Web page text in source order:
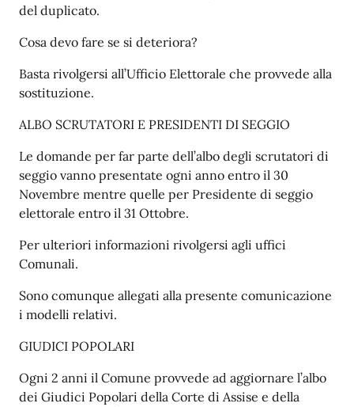
del duplicato.
Cosa devo fare se si deteriora?
Basta rivolgersi all’Ufficio Elettorale che provvede alla
sostituzione.
ALBO SCRUTATORI E PRESIDENTI DI SEGGIO
Le domande per far parte dell’albo degli scrutatori di
seggio vanno presentate ogni anno entro il 30
Novembre mentre quelle per Presidente di seggio
elettorale entro il 31 Ottobre.
Per ulteriori informazioni rivolgersi agli uffici
Comunali.
Sono comunque allegati alla presente comunicazione
i modelli relativi.
GIUDICI POPOLARI
Ogni 2 anni il Comune provvede ad aggiornare l’albo
dei Giudici Popolari della Corte di Assise e della